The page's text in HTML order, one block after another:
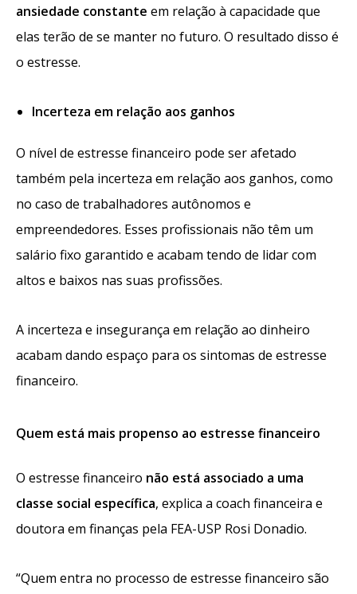
ansiedade constante em relação à capacidade que
elas terão de se manter no futuro. O resultado disso é
o estresse.
Incerteza em relação aos ganhos
O nível de estresse financeiro pode ser afetado
também pela incerteza em relação aos ganhos, como
no caso de trabalhadores autônomos e
empreendedores. Esses profissionais não têm um
salário fixo garantido e acabam tendo de lidar com
altos e baixos nas suas profissões.
A incerteza e insegurança em relação ao dinheiro
acabam dando espaço para os sintomas de estresse
financeiro.
Quem está mais propenso ao estresse financeiro
O estresse financeiro não está associado a uma
classe social específica, explica a coach financeira e
doutora em finanças pela FEA-USP Rosi Donadio.
“Quem entra no processo de estresse financeiro são